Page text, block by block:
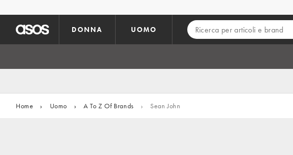
DONNA UOMO
Home › Uomo › A To Z Of Brands › Sean John